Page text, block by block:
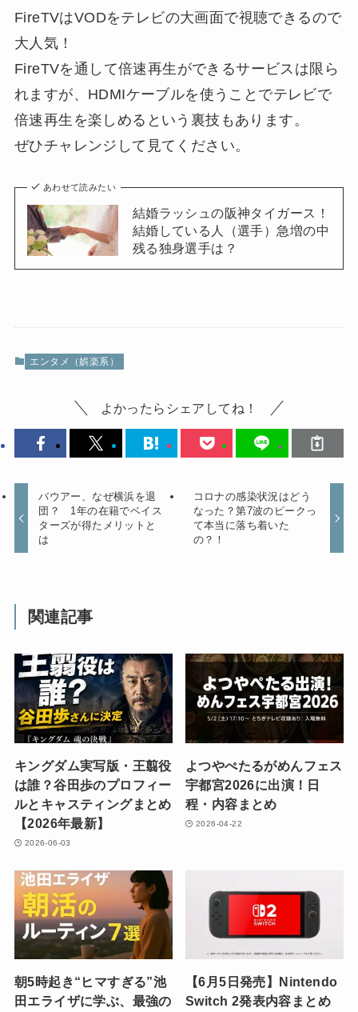
FireTVはVODをテレビの大画面で視聴できるので
大人気！
FireTVを通して倍速再生ができるサービスは限ら
れますが、HDMIケーブルを使うことでテレビで
倍速再生を楽しめるという裏技もあります。
ぜひチャレンジして見てください。
あわせて読みたい
結婚ラッシュの阪神タイガース！
結婚している人（選手）急増の中
残る独身選手は？
エンタメ（娯楽系）
よかったらシェアしてね！
バウアー、なぜ横浜を退
団？ 1年の在籍でベイス
ターズが得たメリットと
は
コロナの感染状況はどう
なった？第7波のピークっ
て本当に落ち着いた
の？！
関連記事
キングダム実写版・王翦役
は誰？谷田歩のプロフィー
ルとキャスティングまとめ
【2026年最新】
2026-06-03
よつやぺたるがめんフェス
宇都宮2026に出演！日
程・内容まとめ
2026-04-22
朝5時起き“ヒマすぎる”池
田エライザに学ぶ、最強の
【6月5日発売】Nintendo
Switch 2発表内容まとめ